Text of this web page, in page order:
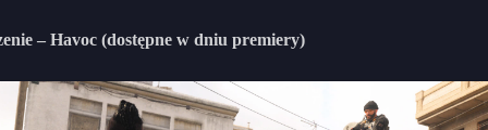
– Havoc (dostępne w dniu premiery)